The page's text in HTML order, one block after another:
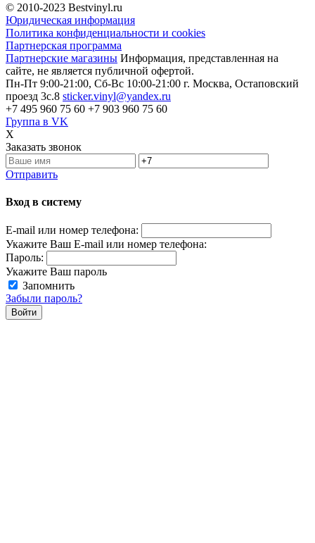
© 2010-2023 Bestvinyl.ru
Юридическая информация
Политика конфиденциальности и cookies
Партнерская программа
Партнерские магазины Информация, представленная на
сайте, не является публичной офертой.
Пн-Пт 9:00-21:00, Сб-Вс 10:00-21:00 г. Москва, Остаповский
проезд 3с.8 sticker.vinyl@yandex.ru
+7 495 960 75 60 +7 903 960 75 60
Группа в VK
X
Заказать звонок
Отправить
Вход в систему
E-mail или номер телефона:
Укажите Ваш E-mail или номер телефона:
Пароль:
Укажите Ваш пароль
Запомнить
Забыли пароль?